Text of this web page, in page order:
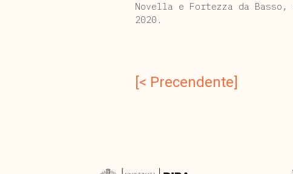
Novella e Fortezza da
2020.
[< Precendente]